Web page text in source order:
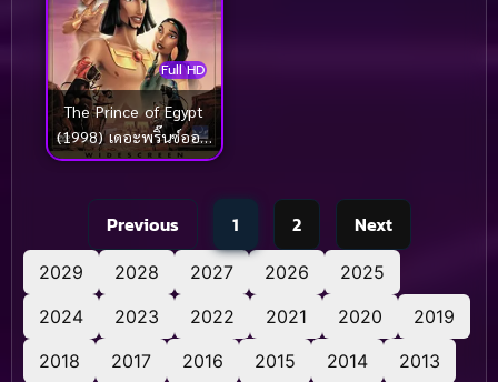
2029 2028 2027 2026
2025
2024
2023 2022 2021 2020
2019
2018
2017 2016 2015 2014
2013
Full HD
The Prince of Egypt
(1998) เดอะพริ๊นซ์ออฟ
อียิปต์
Previous 1 2 Next